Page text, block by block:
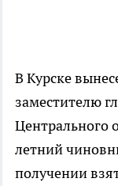
В Курске
заместителю
Центрального
летний
получении